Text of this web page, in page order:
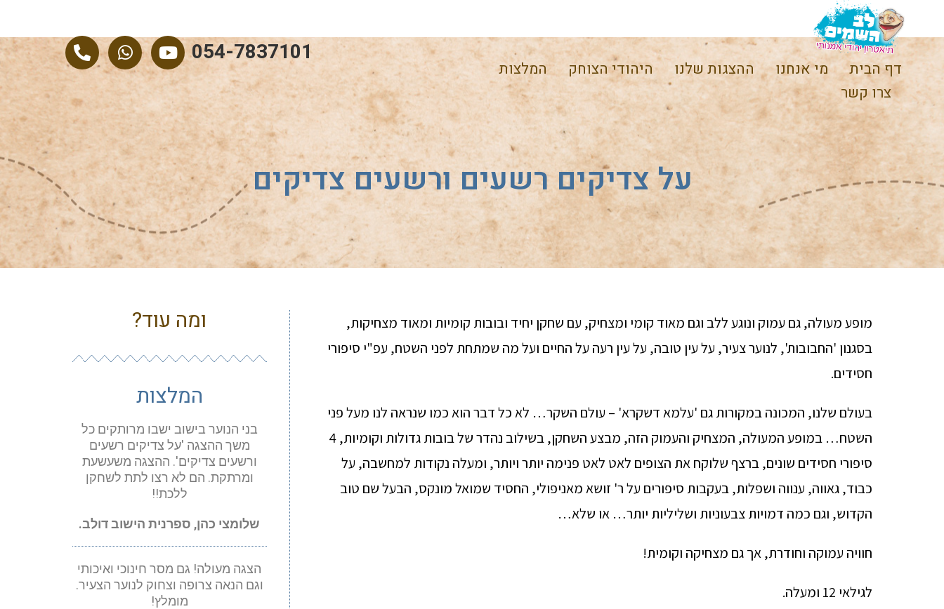
דף הבית מי אנחנו ההצגות שלנו היהודי הצוחק
המלצות
צרו קשר
054-7837101
על צדיקים רשעים ורשעים צדיקים
מופע מעולה, גם עמוק ונוגע ללב וגם מאוד קומי ומצחיק, עם שחקן יחיד ובובות קומיות ומאוד מצחיקות,
בסגנון 'החבובות', לנוער צעיר, על עין טובה, על עין רעה על החיים ועל מה שמתחת לפני השטח, עפ"י סיפורי
חסידים.
בעולם שלנו, המכונה במקורות גם 'עלמא דשקרא' – עולם השקר… לא כל דבר הוא כמו שנראה לנו מעל פני
השטח… במופע המעולה, המצחיק והעמוק הזה, מבצע השחקן, בשילוב נהדר של בובות גדולות וקומיות, 4
סיפורי חסידים שונים, ברצף שלוקח את הצופים לאט לאט פנימה יותר ויותר, ומעלה נקודות למחשבה, על
כבוד, גאווה, ענווה ושפלות, בעקבות סיפורים על ר' זושא מאניפולי, החסיד שמואל מונקס, הבעל שם טוב
הקדוש, וגם כמה דמויות צבעוניות ושליליות יותר… או שלא…
חוויה עמוקה וחודרת, אך גם מצחיקה וקומית!
לגילאי 12 ומעלה.
ומה עוד?
המלצות
בני הנוער בישוב ישבו מרותקים כל
משך ההצגה 'על צדיקים רשעים
ורשעים צדיקים'. ההצגה משעשעת
ומרתקת. הם לא רצו לתת לשחקן
ללכת!!
שלומצי כהן, ספרנית הישוב דולב.
הצגה מעולה! גם מסר חינוכי ואיכותי
וגם הנאה צרופה וצחוק לנוער הצעיר.
מומלץ!